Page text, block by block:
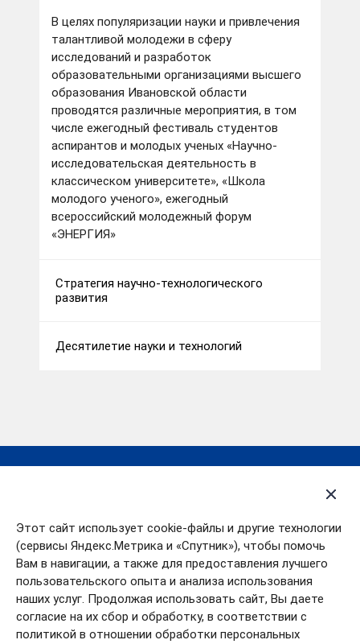
Этот сайт использует cookie-файлы и другие технологии
(сервисы Яндекс.Метрика и «Спутник»), чтобы помочь
Вам в навигации, а также для предоставления лучшего
пользовательского опыта и анализа использования
наших услуг. Продолжая использовать сайт, Вы даете
согласие на их сбор и обработку, в соответствии с
политикой в отношении обработки персональных
В целях популяризации науки и привлечения
талантливой молодежи в сферу
исследований и разработок
образовательными организациями высшего
образования Ивановской области
проводятся различные мероприятия, в том
числе ежегодный фестиваль студентов
аспирантов и молодых ученых «Научно-
исследовательская деятельность в
классическом университете», «Школа
молодого ученого», ежегодный
всероссийский молодежный форум
«ЭНЕРГИЯ»
Стратегия научно-технологического
развития
Десятилетие науки и технологий
О департаменте
обработки
персональных данных
Пресс-центр
Партнеры